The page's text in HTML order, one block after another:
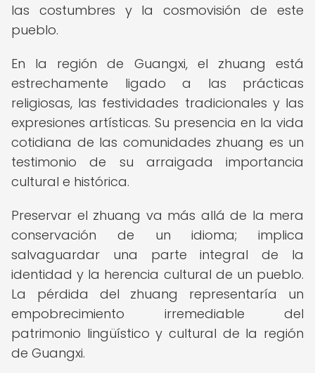
las costumbres y la cosmovisión de este
pueblo.
En la región de Guangxi, el zhuang está
estrechamente ligado a las prácticas
religiosas, las festividades tradicionales y las
expresiones artísticas. Su presencia en la vida
cotidiana de las comunidades zhuang es un
testimonio de su arraigada importancia
cultural e histórica.
Preservar el zhuang va más allá de la mera
conservación de un idioma; implica
salvaguardar una parte integral de la
identidad y la herencia cultural de un pueblo.
La pérdida del zhuang representaría un
empobrecimiento irremediable del
patrimonio lingüístico y cultural de la región
de Guangxi.